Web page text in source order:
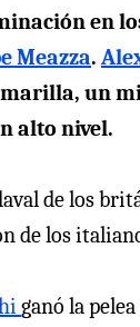
en
Meazza.
un
alto nivel.
de los
de los
ganó la